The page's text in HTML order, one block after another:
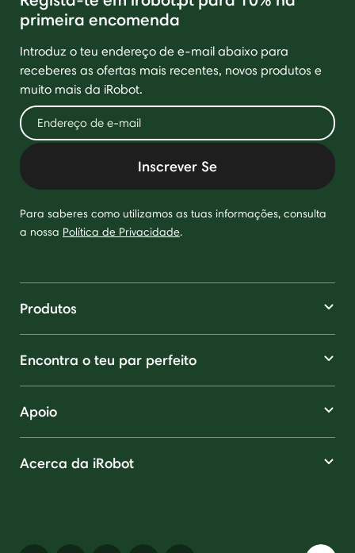
primeira encomenda
Introduz o teu endereço de e-mail abaixo para
receberes as ofertas mais recentes, novos produtos e
muito mais da iRobot.
Inscrever Se
Para saberes como utilizamos as tuas informações, consulta
a nossa Política de Privacidade.
Produtos
Encontra o teu par perfeito
Apoio
Acerca da iRobot